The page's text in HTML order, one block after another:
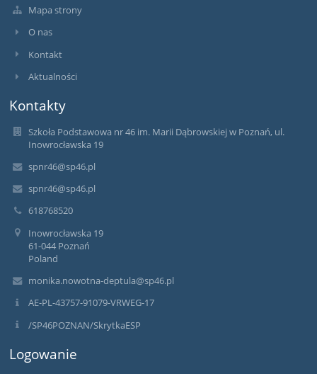
Mapa strony
O nas
Kontakt
Aktualności
Kontakty
Szkoła Podstawowa nr 46 im. Marii Dąbrowskiej w Poznań, ul.
Inowrocławska 19
spnr46@sp46.pl
spnr46@sp46.pl
618768520
Inowrocławska 19
61-044 Poznań
Poland
monika.nowotna-deptula@sp46.pl
AE-PL-43757-91079-VRWEG-17
/SP46POZNAN/SkrytkaESP
Logowanie